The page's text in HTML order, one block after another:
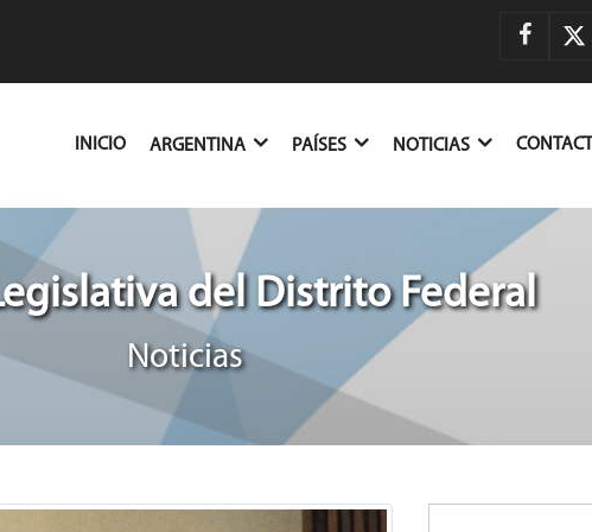
INICIO(CURRENT)
ARGENTINA PAÍSES NOTICIAS
del Distrito Federal
Noticias